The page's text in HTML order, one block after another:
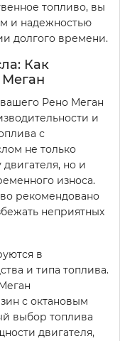
топливо, вы
и надежностью
долгого времени.
Как
Рено Меган
и
с
не только
но и
износа.
рекомендовано
неприятных
в
и типа топлива.
с октановым
выбор топлива
двигателя,